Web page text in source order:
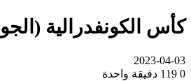
كأس الكونفدرالية
2023-04-03
0
دقيقة واحدة